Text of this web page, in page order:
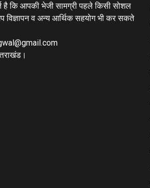
है कि आपकी भेजी सामग्री पहले किसी सोशल
विज्ञापन व अन्य आर्थिक सहयोग भी कर सकते